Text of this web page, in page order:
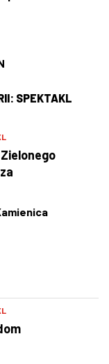
SPEKTAKL